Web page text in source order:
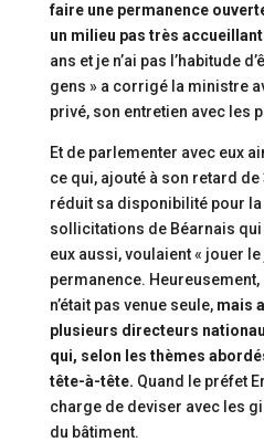
faire une permanence
un milieu pas très
ans et je n’ai pas l’habitude
gens » a corrigé la ministre
privé, son entretien avec les
Et de parlementer avec eux
ce qui, ajouté à son retard
réduit sa disponibilité pour
sollicitations de Béarnais qui
eux aussi, voulaient « jouer le
permanence.
n’était pas venue seule, mais
plusieurs directeurs
qui, selon les thèmes
tête-à-tête. Quand le préfet
charge de deviser avec les
du bâtiment.